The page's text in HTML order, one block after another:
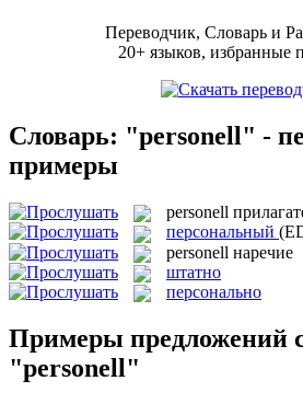
Переводчик, Словарь и
20+ языков, избранные
Словарь: "personell" -
примеры
personell
персональный
personell наречие
штатно
персонально
Примеры предложений
"personell"